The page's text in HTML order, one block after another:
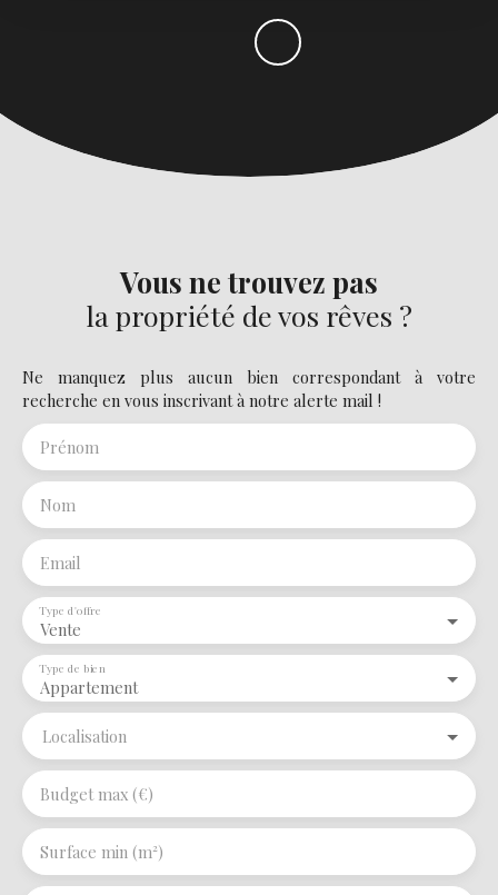
Vous ne trouvez pas
la propriété de vos rêves ?
Ne manquez plus aucun bien correspondant à votre
recherche en vous inscrivant à notre alerte mail !
Prénom
Nom
Email
Vente
Type d'offre
Appartement
Type de bien
Localisation
Budget max (€)
Surface min (m²)